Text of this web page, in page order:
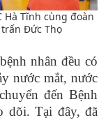
Hà Tĩnh cùng đoàn
Đức Thọ
nhân đều có
nước mắt, nước
đến Bệnh
dõi. Tại đây, đã